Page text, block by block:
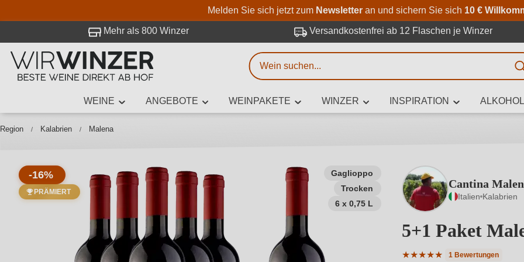
Zum Hauptinhalt springen
Zur Suche springen
Zur Hauptnavigation
Melden Sie sich jetzt zum Newsletteran und sichern Sie sich 10 €
Mehr als 800 Winzer Versandkostenfrei ab 12 Flaschen je Winzer
WEINE ANGEBOTE WEINPAKETE WINZER INSPIRATION
Region Kalabrien Malena
Gaglioppo
Trocken
6 x 0,75 L
-16%
PRÄMIERT
Cantina
Italien Kalabrien
5+1 Paket
★★★★★ 1 Bewertungen
Weinsuche
Mindestens 3 Zeichen eingeben
Beschreiben Sie, welchen Wein Sie suchen – ob nach Geschmack, Anlass,
Rebsorte, Region, Winzer oder anderen Kriterien.
bei WirWinzer.